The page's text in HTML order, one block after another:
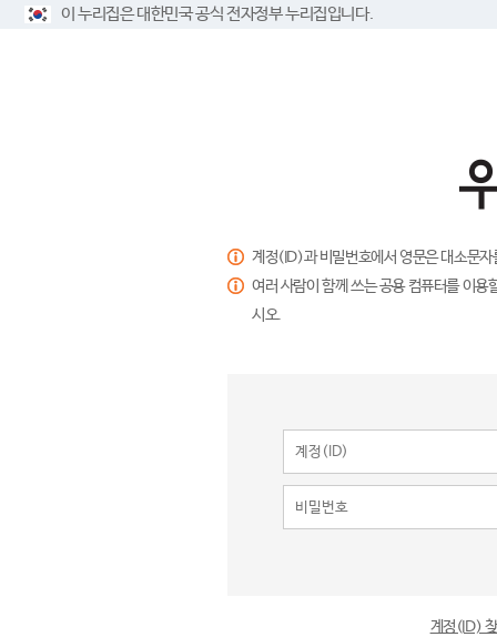
이 누리집은 대한민국 공식 전자정부 누리집입니다.
계정(ID)과 비밀번호에서 영문은 대소문
여러 사람이 함께 쓰는 공용 컴퓨터를 이
시오.
계정(ID)